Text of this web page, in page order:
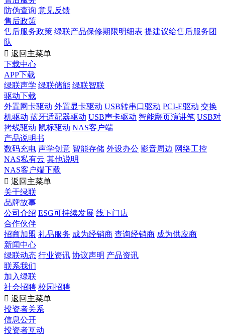
防伪查询 意见反馈
售后政策
售后服务政策 绿联产品保修期限明细表 提建议给售后服务团
队
 返回主菜单
下载中心
APP下载
绿联声学 绿联储能 绿联智联
驱动下载
外置网卡驱动 外置显卡驱动 USB转串口驱动 PCI-E驱动 交换
机驱动 蓝牙适配器驱动 USB声卡驱动 智能翻页演讲笔 USB对
拷线驱动 鼠标驱动 NAS客户端
产品说明书
数码充电 声学创意 智能存储 外设办公 影音周边 网络工控
NAS私有云 其他说明
NAS客户端下载
 返回主菜单
关于绿联
品牌故事
公司介绍 ESG可持续发展 线下门店
合作伙伴
招商加盟 礼品服务 成为经销商 查询经销商 成为供应商
新闻中心
绿联动态 行业资讯 协议声明 产品资讯
联系我们
加入绿联
社会招聘 校园招聘
 返回主菜单
投资者关系
信息公开
投资者互动